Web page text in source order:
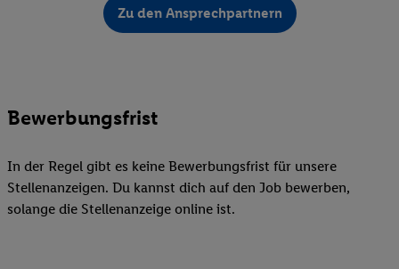
Zu den Ansprechpartnern
Bewerbungsfrist
In der Regel gibt es keine Bewerbungsfrist für unsere
Stellenanzeigen. Du kannst dich auf den Job bewerben,
solange die Stellenanzeige online ist.